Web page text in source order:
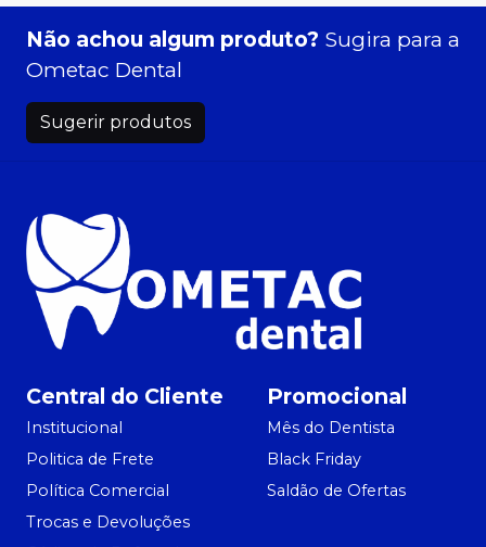
Não achou algum produto? Sugira para a
Ometac Dental
Sugerir produtos
Central do Cliente
Institucional
Politica de Frete
Política Comercial
Trocas e Devoluções
Promocional
Mês do Dentista
Black Friday
Saldão de Ofertas